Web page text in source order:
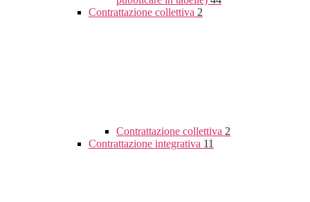
Contrattazione collettiva 2
Contrattazione collettiva 2
Contrattazione integrativa 11